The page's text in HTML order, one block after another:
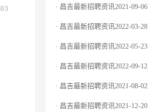
· 昌吉最新招聘资讯2021-09-06
· 昌吉最新招聘资讯2022-03-28
· 昌吉最新招聘资讯2022-05-23
· 昌吉最新招聘资讯2022-09-12
· 昌吉最新招聘资讯2021-08-02
· 昌吉最新招聘资讯2021-12-20